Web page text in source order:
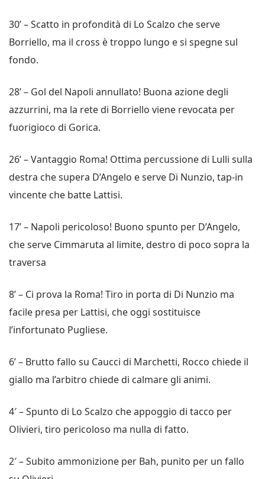
30’ – Scatto in profondità di Lo Scalzo che serve
Borriello, ma il cross è troppo lungo e si spegne sul
fondo.
28’ – Gol del Napoli annullato! Buona azione degli
azzurrini, ma la rete di Borriello viene revocata per
fuorigioco di Gorica.
26’ – Vantaggio Roma! Ottima percussione di Lulli sulla
destra che supera D’Angelo e serve Di Nunzio, tap-in
vincente che batte Lattisi.
17’ – Napoli pericoloso! Buono spunto per D’Angelo,
che serve Cimmaruta al limite, destro di poco sopra la
traversa
8’ – Ci prova la Roma! Tiro in porta di Di Nunzio ma
facile presa per Lattisi, che oggi sostituisce
l’infortunato Pugliese.
6’ – Brutto fallo su Caucci di Marchetti, Rocco chiede il
giallo ma l’arbitro chiede di calmare gli animi.
4′ – Spunto di Lo Scalzo che appoggio di tacco per
Olivieri, tiro pericoloso ma nulla di fatto.
2′ – Subito ammonizione per Bah, punito per un fallo